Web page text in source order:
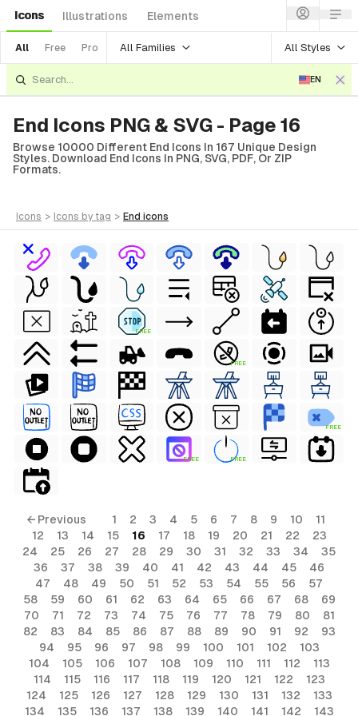
Icons Illustrations Elements
All Free Pro All Families All Styles
EN
End Icons PNG & SVG - Page 16
Browse 10000 Different End Icons In 167 Unique Design
Styles. Download End Icons In PNG, SVG, PDF, Or ZIP
Formats.
icons > icons by tag > end icons
FREE
FREE
FREE
FREE FREE
← Previous 1 2 3 4 5 6 7 8 9 10
11
12
13 14 15 16 17 18 19 20 21 22
23
24
25 26 27 28 29 30 31 32 33 34
35
36
37 38 39 40 41 42 43 44 45
46
47
48 49 50 51 52 53 54 55 56
57
58
59 60 61 62 63 64 65 66 67 68
69
70
71 72 73 74 75 76 77 78 79 80
81
82
83 84 85 86 87 88 89 90 91 92
93
94
95 96 97 98 99 100 101 102
103
104
105 106 107 108 109 110 111 112
113
114
115 116 117 118 119 120 121 122
123
124
125 126 127 128 129 130 131 132
133
134
135 136 137 138 139 140 141 142 143